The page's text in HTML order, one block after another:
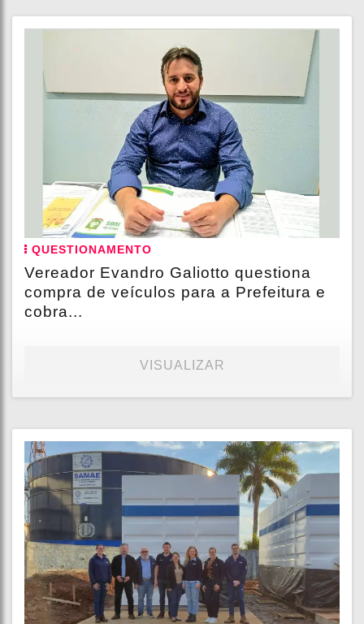
QUESTIONAMENTO
Vereador Evandro Galiotto questiona
compra de veículos para a Prefeitura e
cobra...
VISUALIZAR